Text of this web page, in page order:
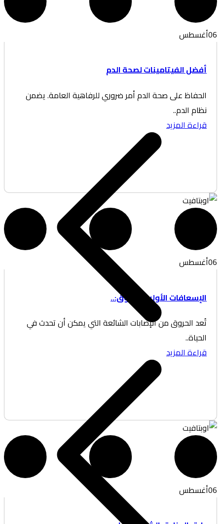
الفيتامينات لصحة الدم
على صحة الدم أمر ضروري للرفاهية العامة. يضمن
الدم..
المزيد
الأولية للحروق:..
الحروق من الإصابات الشائعة التي يمكن أن تحدث في
المزيد